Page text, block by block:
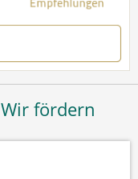
Wir fördern